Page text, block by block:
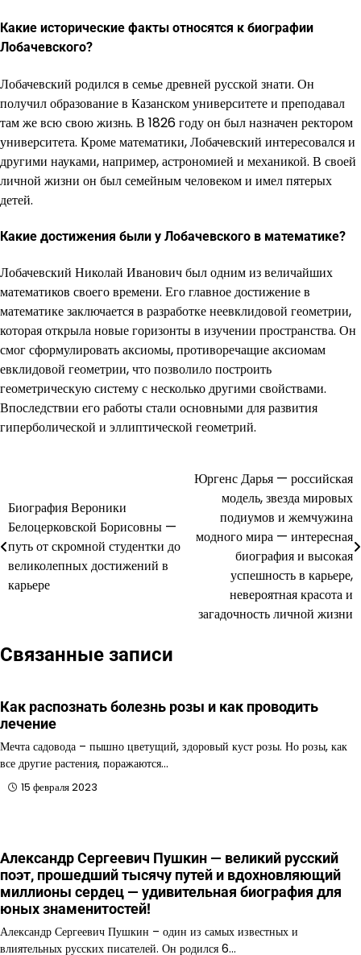
Какие исторические факты относятся к биографии
Лобачевского?
Лобачевский родился в семье древней русской знати. Он
получил образование в Казанском университете и преподавал
там же всю свою жизнь. В 1826 году он был назначен ректором
университета. Кроме математики, Лобачевский интересовался и
другими науками, например, астрономией и механикой. В своей
личной жизни он был семейным человеком и имел пятерых
детей.
Какие достижения были у Лобачевского в математике?
Лобачевский Николай Иванович был одним из величайших
математиков своего времени. Его главное достижение в
математике заключается в разработке неевклидовой геометрии,
которая открыла новые горизонты в изучении пространства. Он
смог сформулировать аксиомы, противоречащие аксиомам
евклидовой геометрии, что позволило построить
геометрическую систему с несколько другими свойствами.
Впоследствии его работы стали основными для развития
гиперболической и эллиптической геометрий.
по
записям
Биография Вероники
Белоцерковской Борисовны —
путь от скромной студентки до
великолепных достижений в
карьере
Юргенс Дарья — российская
модель, звезда мировых
подиумов и жемчужина
модного мира — интересная
биография и высокая
успешность в карьере,
невероятная красота и
загадочность личной жизни
Связанные записи
Как распознать болезнь розы и как проводить
лечение
Мечта садовода – пышно цветущий, здоровый куст розы. Но розы, как
все другие растения, поражаются…
15 февраля 2023
Александр Сергеевич Пушкин — великий русский
поэт, прошедший тысячу путей и вдохновляющий
миллионы сердец — удивительная биография для
юных знаменитостей!
Александр Сергеевич Пушкин – один из самых известных и
влиятельных русских писателей. Он родился 6…